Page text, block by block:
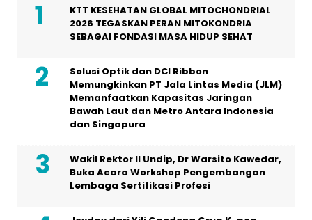
KTT KESEHATAN GLOBAL MITOCHONDRIAL
2026 TEGASKAN PERAN MITOKONDRIA
SEBAGAI FONDASI MASA HIDUP SEHAT
Solusi Optik dan DCI Ribbon
Memungkinkan PT Jala Lintas Media (JLM)
Memanfaatkan Kapasitas Jaringan
Bawah Laut dan Metro Antara Indonesia
dan Singapura
Wakil Rektor II Undip, Dr Warsito Kawedar,
Buka Acara Workshop Pengembangan
Lembaga Sertifikasi Profesi